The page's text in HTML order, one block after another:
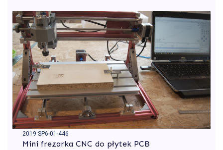
2019 SP6-01-446
Mini frezarka CNC do płytek PCB